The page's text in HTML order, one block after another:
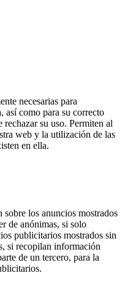
necesarias para
así como para su correcto
su uso. Permiten al
web y la utilización de las
en ella.
los anuncios mostrados
de anónimas, si solo
publicitarios mostrados sin
si recopilan información
de un tercero, para la